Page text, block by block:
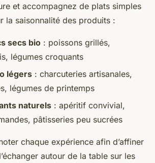
et accompagnez de plats simples
la saisonnalité des produits :
secs bio : poissons grillés,
légumes croquants
légers : charcuteries artisanales,
légumes de printemps
naturels : apéritif convivial,
pâtisseries peu sucrées
chaque expérience afin d’affiner
autour de la table sur les